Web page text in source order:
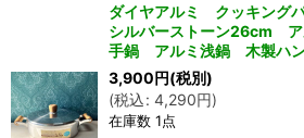
ダイヤアルミ クッキング
シルバーストーン26cm ア
手鍋 アルミ浅鍋 木製ハ
3,900円(税別)
(税込: 4,290円)
在庫数 1点